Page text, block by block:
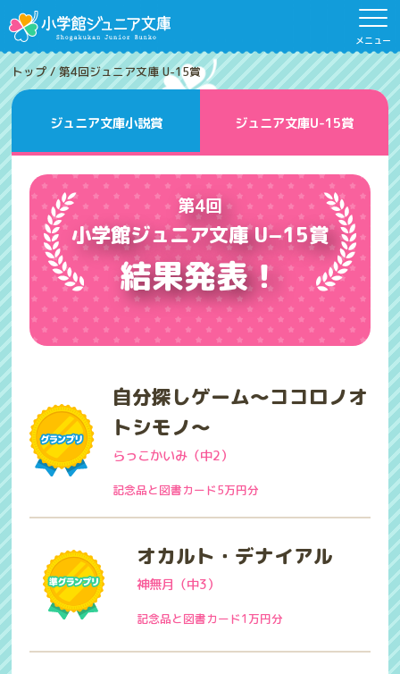
メニュー
トップ /第4回ジュニア文庫 U-15賞
ジュニア文庫小説賞 ジュニア文庫U-15賞
第4回
小学館ジュニア文庫 U−15賞
結果発表！
自分探しゲーム～ココロノオ
トシモノ～
らっこかいみ（中2）
記念品と図書カード5万円分
オカルト・デナイアル
神無月（中3）
記念品と図書カード1万円分